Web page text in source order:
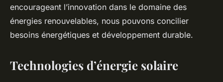
encourageant l’innovation dans le domaine des
énergies renouvelables, nous pouvons concilier
besoins énergétiques et développement durable.
Technologies d’énergie solaire